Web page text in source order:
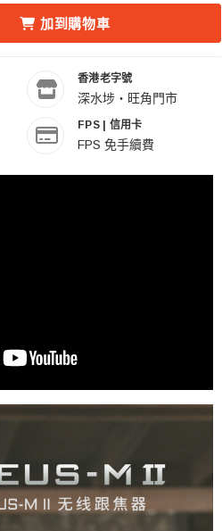
NUCLEUS-M II WIRELESS
T06 NUCLEUS-M II
加到購物車
香港老字號
深水埗・旺角門市
FPS | 信用卡
FPS 免手續費